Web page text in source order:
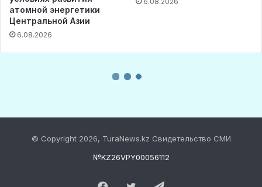
© Copyright 2026, TuraNews.kz Свидетельство СМИ
№KZ26VPY00056112